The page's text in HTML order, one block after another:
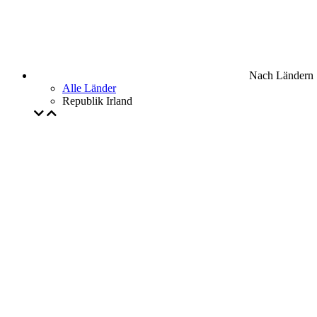
Nach Ländern
Alle Länder
Republik Irland